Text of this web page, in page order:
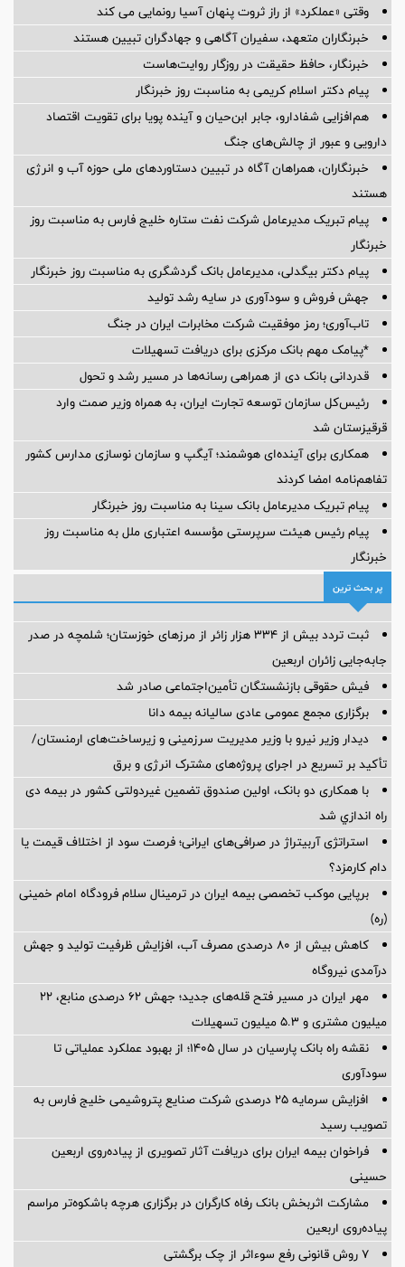
وقتی «عملکرد» از راز ثروت پنهان آسیا رونمایی می کند
خبرنگاران متعهد، سفیران آگاهی و جهادگران تبیین هستند
خبرنگار، حافظ حقیقت در روزگار روایت‌هاست
پیام دکتر اسلام کریمی به مناسبت روز خبرنگار
هم‌افزایی شفادارو، جابر ابن‌حیان و آینده پویا برای تقویت اقتصاد
دارویی و عبور از چالش‌های جنگ
خبرنگاران، همراهان آگاه در تبیین دستاوردهای ملی حوزه آب و انرژی
هستند
پیام تبریک مدیرعامل شرکت نفت ستاره خلیج فارس به مناسبت روز
خبرنگار
پیام دکتر بیگدلی، مدیرعامل بانک گردشگری به مناسبت روز خبرنگار
جهش فروش و سودآوری در سایه رشد تولید
تاب‌آوری؛ رمز موفقیت شرکت مخابرات ایران در جنگ
*پیامک مهم بانک مرکزی برای دریافت تسهیلات
قدردانی بانک دی از همراهی رسانه‌ها در مسیر رشد و تحول
رئیس‌کل سازمان توسعه تجارت ایران، به همراه وزیر صمت وارد
قرقیزستان شد
همکاری برای آینده‌ای هوشمند؛ آیگپ و سازمان نوسازی مدارس کشور
تفاهم‌نامه امضا کردند
پیام تبریک مدیرعامل بانک سینا به مناسبت روز خبرنگار
پیام رئیس هیئت سرپرستی مؤسسه اعتباری ملل به مناسبت روز
خبرنگار
پر بحث ترین
ثبت تردد بیش از ۳۳۴ هزار زائر از مرزهای خوزستان؛ شلمچه در صدر
جابه‌جایی زائران اربعین
فیش حقوقی بازنشستگان تأمین‌اجتماعی صادر شد
برگزاری مجمع عمومی عادی سالیانه بیمه دانا
دیدار وزیر نیرو با وزیر مدیریت سرزمینی و زیرساخت‌های ارمنستان/
تأکید بر تسریع در اجرای پروژه‌های مشترک انرژی و برق
با همکاری دو بانک، اولین صندوق تضمین غیردولتی کشور در بیمه دی
راه اندازي شد
استراتژی آربیتراژ در صرافی‌های ایرانی؛ فرصت سود از اختلاف قیمت یا
دام کارمزد؟
برپایی موکب تخصصی بیمه ایران در ترمینال سلام فرودگاه امام خمینی
(ره)
کاهش بیش از ۸۰ درصدی مصرف آب، افزایش ظرفیت تولید و جهش
درآمدی نیروگاه
مهر ایران در مسیر فتح قله‌های جدید؛ جهش ۶۲ درصدی منابع، ۲۲
میلیون مشتری و ۵.۳ میلیون تسهیلات
نقشه راه بانک پارسیان در سال ۱۴۰۵؛ از بهبود عملکرد عملیاتی تا
سودآوری
افزایش سرمایه ۲۵ درصدی شرکت صنایع پتروشیمی خلیج فارس به
تصویب رسید
فراخوان بیمه ایران برای دریافت آثار تصویری از پیاده‌روی اربعین
حسینی
مشارکت اثربخش بانک رفاه کارگران در برگزاری هرچه باشکوه‌تر مراسم
پیاده‌روی اربعین
۷ روش قانونی رفع سوء‌اثر از چک برگشتی